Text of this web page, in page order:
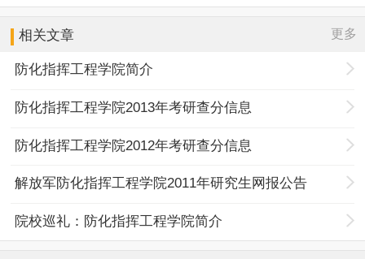
相关文章 更多
防化指挥工程学院简介
防化指挥工程学院2013年考研查分信息
防化指挥工程学院2012年考研查分信息
解放军防化指挥工程学院2011年研究生网报公告
院校巡礼：防化指挥工程学院简介